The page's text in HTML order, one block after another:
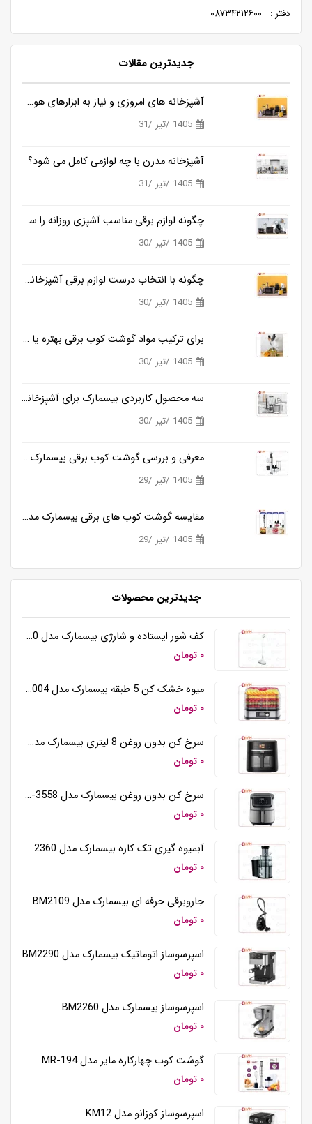
دفتر : ۰۸۷۳۴۲۱۲۶۰۰
جدیدترین مقالات
آشپزخانه های امروزی و نیاز به ابزارهای هوشمندتر
1405 /تیر /31
آشپزخانه مدرن با چه لوازمی کامل می شود؟
1405 /تیر /31
چگونه لوازم برقی مناسب آشپزی روزانه را ساده تر می کنند؟
1405 /تیر /30
چگونه با انتخاب درست لوازم برقی آشپزخانه، زمان آشپزی را نصف کنیم؟
1405 /تیر /30
برای ترکیب مواد گوشت کوب برقی بهتره یا مخلوط کن؟
1405 /تیر /30
سه محصول کاربردی بیسمارک برای آشپزخانه های مدرن
1405 /تیر /30
معرفی و بررسی گوشت کوب برقی بیسمارک مدل BM3315
1405 /تیر /29
مقایسه گوشت کوب های برقی بیسمارک مدل BM3315 و BM3316
1405 /تیر /29
جدیدترین محصولات
کف شور ایستاده و شارژی بیسمارک مدل BM5510
۰ تومان
میوه خشک کن 5 طبقه بیسمارک مدل BM3004
۰ تومان
سرخ کن بدون روغن 8 لیتری بیسمارک مدل BM3570
۰ تومان
سرخ کن بدون روغن بیسمارک مدل BM-3558
۰ تومان
آبمیوه گیری تک کاره بیسمارک مدل BM2360
۰ تومان
جاروبرقی حرفه ای بیسمارک مدل BM2109
۰ تومان
اسپرسوساز اتوماتیک بیسمارک مدل BM2290
۰ تومان
اسپرسوساز بیسمارک مدل BM2260
۰ تومان
گوشت کوب چهارکاره مایر مدل MR-194
۰ تومان
اسپرسوساز کوزانو مدل KM12